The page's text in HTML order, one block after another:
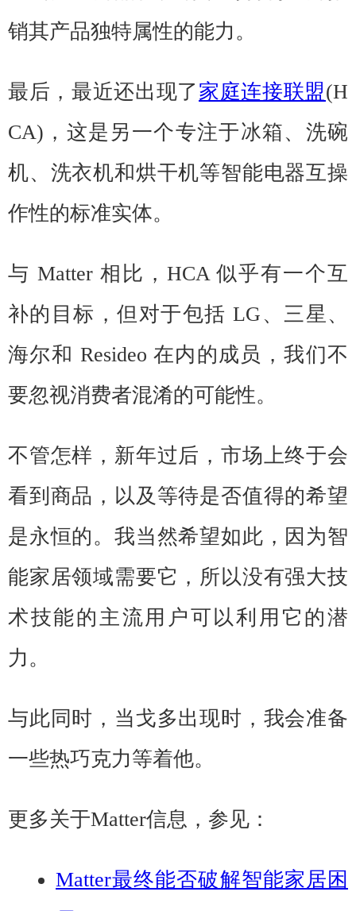
销其产品独特属性的能力。
最后，最近还出现了 家庭连接联盟(H
CA)，这是另一个专注于冰箱、洗碗
机、洗衣机和烘干机等智能电器互操
作性的标准实体。
与 Matter 相比，HCA 似乎有一个互
补的目标，但对于包括 LG、三星、
海尔和 Resideo 在内的成员，我们不
要忽视消费者混淆的可能性。
不管怎样，新年过后，市场上终于会
看到商品，以及等待是否值得的希望
是永恒的。我当然希望如此，因为智
能家居领域需要它，所以没有强大技
术技能的主流用户可以利用它的潜
力。
与此同时，当戈多出现时，我会准备
一些热巧克力等着他。
更多关于Matter信息，参见：
Matter最终能否破解智能家居困